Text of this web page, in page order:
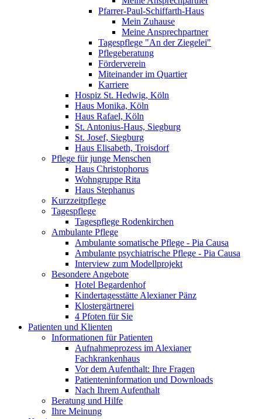
Pfarrer-Paul-Schiffarth-Haus
Mein Zuhause
Meine Ansprechpartner
Tagespflege "An der Ziegelei"
Pflegeberatung
Förderverein
Miteinander im Quartier
Karriere
Hospiz St. Hedwig, Köln
Haus Monika, Köln
Haus Rafael, Köln
St. Antonius-Haus, Siegburg
St. Josef, Siegburg
Haus Elisabeth, Troisdorf
Pflege für junge Menschen
Haus Christophorus
Wohngruppe Rita
Haus Stephanus
Kurzzeitpflege
Tagespflege
Tagespflege Rodenkirchen
Ambulante Pflege
Ambulante somatische Pflege - Pia Causa
Ambulante psychiatrische Pflege - Pia Causa
Interview zum Modellprojekt
Besondere Angebote
Hotel Begardenhof
Kindertagesstätte Alexianer Pänz
Klostergärtnerei
4 Pfoten für Sie
Patienten und Klienten
Informationen für Patienten
Aufnahmeprozess im Alexianer
Fachkrankenhaus
Vor dem Aufenthalt: Ihre Fragen
Patienteninformation und Downloads
Nach Ihrem Aufenthalt
Beratung und Hilfe
Ihre Meinung